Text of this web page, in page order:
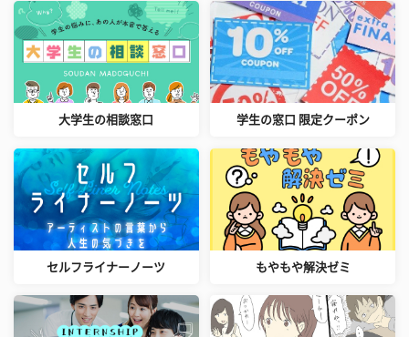
大学生の相談窓口 学生の窓口 限定クーポン
セルフライナーノーツ もやもや解決ゼミ